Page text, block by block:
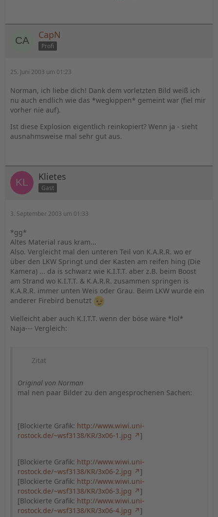
CapN
Profi
25. Juni 2003 um 01:23
Norman, ich liebe dich! Dank dem vorletzten Bild weiß ich
nu auch endlich wie das *wegkippen* gemeint war (fiel mir
vorher nie auf).
Ist diese Explosion eigentlich reinkopiert? Wenn ja - sieht
ausnahmsweise mal sehr gut aus.
Klietes
Gast
3. September 2003 um 01:33
*gg*
Altes Material raus kram...
Also. Vergleicht mal den unteren Teil von K.A.R.R. wo er
über den LKW Springt und der Kasten am reifen hing (Die
Kamera) ... da is schwarz wie K.I.T.T. aber z.B. beim Boost
am Strand wo K.I.T.T. & K.A.R.R. zusammen springen is
K.A.R.R. immer unten Weis oder Grau. Beim LKW wurde ein
anderer Firebird benutzt
Vielleicht aber auch K.I.T.T. wenn der böse wäre *lol*
Naja--- Vergleich:
Zitat
Original von Norman
mal nen paar Bilder zu den angesprochenen Sachen:
[Blockierte Grafik: http://www.wiwi.uni-
rostock.de/~wsf3138/KR/3x06-1.jpg
]
[Blockierte Grafik: http://www.wiwi.uni-
rostock.de/~wsf3138/KR/3x06-2.jpg
]
[Blockierte Grafik: http://www.wiwi.uni-
rostock.de/~wsf3138/KR/3x06-3.jpg
]
[Blockierte Grafik: http://www.wiwi.uni-
rostock.de/~wsf3138/KR/3x06-4.jpg
]